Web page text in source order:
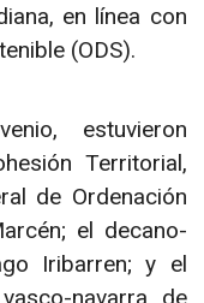
en línea con
(ODS).
estuvieron
Territorial,
de Ordenación
el decano-
Iribarren; y el